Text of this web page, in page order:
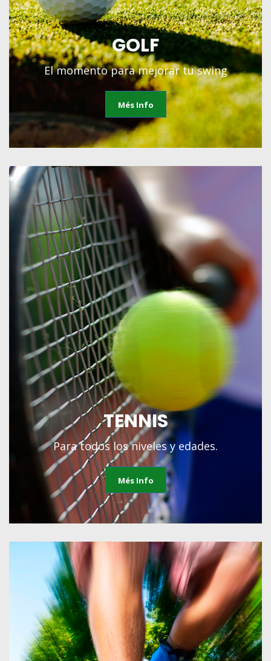
GOLF
El momento para mejorar tu swing
Més Info
TENNIS
Para todos los niveles y edades.
Més Info